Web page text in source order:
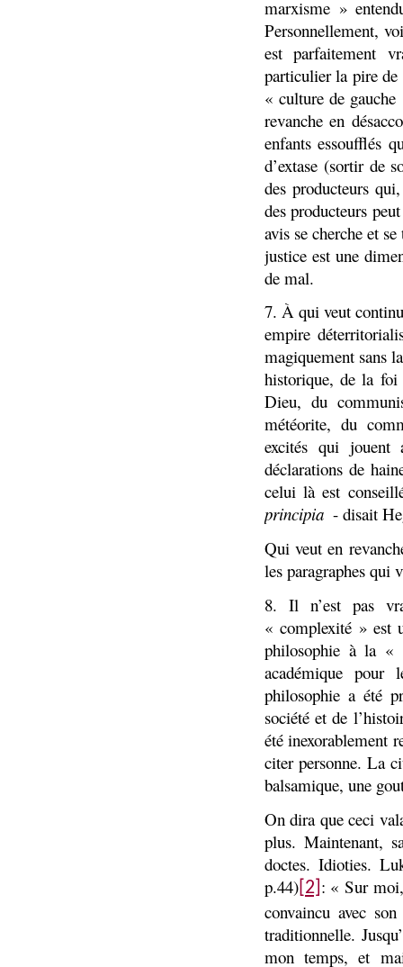
marxisme »
Personnellement,
est parfaitement
particulier la pire de
« culture de
revanche en
enfants essoufflés
d’extase (sortir de
des producteurs
des producteurs
avis se cherche et
justice est une
de mal.
7. À qui veut
empire
magiquement sans
historique, de la
Dieu, du
météorite, du
excités qui jouent
déclarations de
celui là est
principia ­ - disait
Qui veut en
les paragraphes qui
8. Il n’est pas
« complexité » est
philosophie à la
académique
philosophie a été
société et de
été inexorablement
citer personne. La
balsamique, une
On dira que ceci
plus. Maintenant,
doctes. Idioties.
p.44)[2] : « Sur
convaincu avec
traditionnelle.
mon temps, et